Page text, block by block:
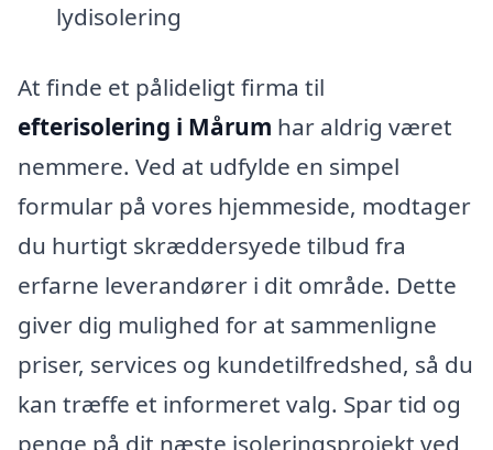
lydisolering
At finde et pålideligt firma til
efterisolering i Mårum har aldrig været
nemmere. Ved at udfylde en simpel
formular på vores hjemmeside, modtager
du hurtigt skræddersyede tilbud fra
erfarne leverandører i dit område. Dette
giver dig mulighed for at sammenligne
priser, services og kundetilfredshed, så du
kan træffe et informeret valg. Spar tid og
penge på dit næste isoleringsprojekt ved